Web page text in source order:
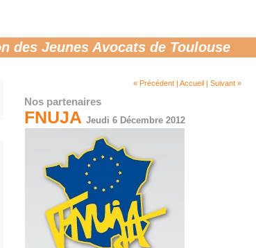
des Jeunes Avocats de Toulouse
« Précédent | Accueil | Suivant »
Nos partenaires
FNUJA Jeudi 6 Décembre 2012